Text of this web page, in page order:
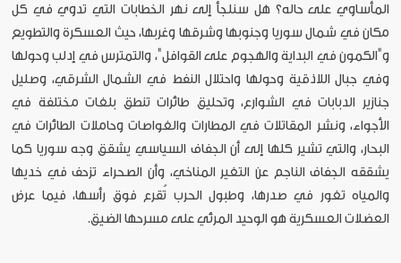
المأساوي على حاله؟ هل سنلجأ إلى نهر الخطابات التي تدوي في كل
مكان في شمال سوريا وجنوبها وشرقها وغربها، حيث العسكرة والتطويع
و"الكمون في البداية والهجوم على القوافل"، والتمترس في إدلب وحولها
وفي جبال اللاذقية وحولها واحتلال النفط في الشمال الشرقي، وصليل
جنازير الدبابات في الشوارع، وتحليق طائرات تنطق بلغات مختلفة في
الأجواء، ونشر المقاتلات في المطارات والغواصات وحاملات الطائرات في
البحار، والتي تشير كلها إلى أن الجفاف السياسي يشقق وجه سوريا كما
يشققه الجفاف الناجم عن التغير المناخي، وأن الصحراء تزحف في خديها
والمياه تغور في صدرها، وطبول الحرب تُقرع فوق رأسها، فيما عرض
العضلات العسكرية هو الوحيد المرئي على مسرحها الضيق.